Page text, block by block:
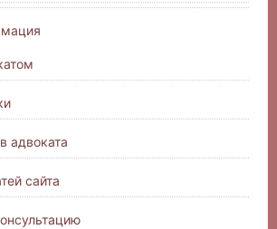
адвоката
сайта